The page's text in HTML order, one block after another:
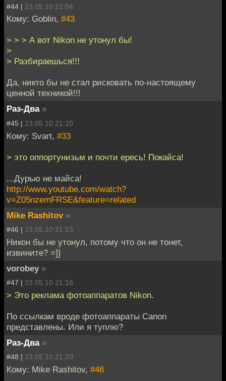
#44 | 23.05.10 21:04
Кому: Goblin, #43
> > > А вот Nikon не утонул бы!
>
> Разбираешься!!!
Да, никто бы не стал рисковать по-настоящему
ценной техникой!!!
Раз-Два »
#45 | 23.05.10 21:10
Кому: Svart, #33
> это оппортунизьм и почти ересь! Покайса!
...Дурью не майса!
http://www.youtube.com/watch?
v=Z05nzemFRSE&feature=related
Mike Rashitov »
#46 | 23.05.10 21:13
Никон бы не утонул, потому что он не тонет,
извините? =]]
vorobey »
#47 | 23.05.10 21:16
> Это реклама фотоаппаратов Nikon.
По ссылкам вроде фотоаппараты Canon
представлены. Или я туплю?
Раз-Два »
#48 | 23.05.10 21:20
Кому: Mike Rashitov, #46